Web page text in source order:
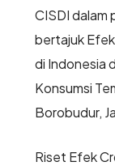
CISDI dalam
bertajuk
di Indonesia
Konsumsi
Borobudur,
Riset Efek